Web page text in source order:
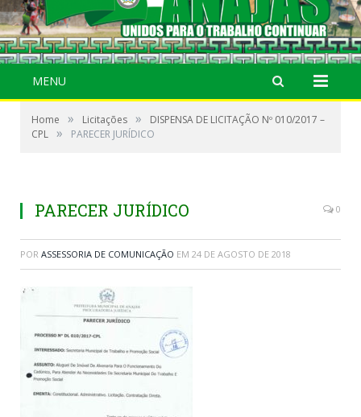
MENU
Home » Licitações »
DISPENSA DE LICITAÇÃO Nº 010/2017 –
CPL » PARECER JURÍDICO
PARECER JURÍDICO 0
POR ASSESSORIA DE COMUNICAÇÃO EM 24 DE AGOSTO DE 2018